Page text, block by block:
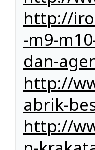
http://
-m9-
dan-
http://
abrik-
http://